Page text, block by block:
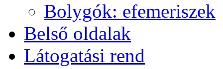
Boly­gók: efe­me­ri­szek
Bel­ső ol­da­lak
Lá­to­ga­tá­si rend